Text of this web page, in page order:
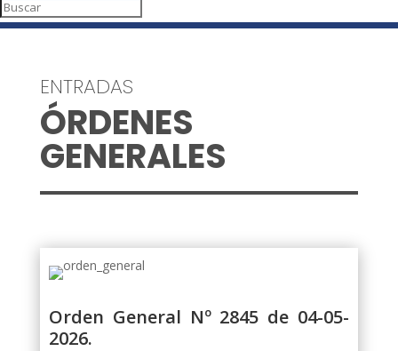
ENTRADAS
ÓRDENES
GENERALES
Orden General Nº 2845 de 04-05-
2026.